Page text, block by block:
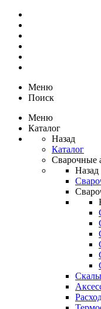
Меню
Поиск
Меню
Каталог
Назад
Каталог
Сварочные
Назад